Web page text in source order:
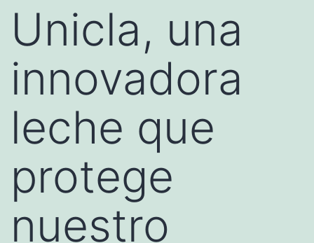
Unicla, una
innovadora
leche que
protege
nuestro